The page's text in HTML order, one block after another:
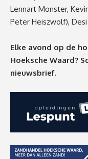
Lennart Monster,
Peter Heiszwolf),
Elke avond op de
Hoeksche Waard?
nieuwsbrief.